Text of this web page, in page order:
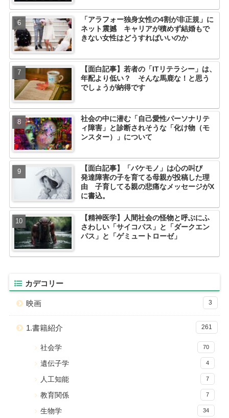
「アラフォー独身女性の4割が非正規」に
ネット震撼 キャリアが積めず結婚もで
きない女性はどうすればいいのか
【面白記事】若者の「ITリテラシー」は、
年配より低い？ そんな馬鹿な！と思う
でしょうが納得です
社会の中に潜む「自己愛性パーソナリテ
ィ障害」と診断されそうな「化け物（モ
ンスター）」について
【面白記事】「バケモノ」は心の叫び
発達障害の子を育てる母親が投稿した理
由 子育してる親の悲痛なメッセージがX
に書込。
【精神医学】人間社会の怪物と呼ぶにふ
さわしい「サイコパス」と「ダークエン
パス」と「ゲミュートローゼ」
カデコリー
映画 3
1.書籍紹介 261
社会学 70
遺伝子学 4
人工知能 7
教育関係 7
生物学 34